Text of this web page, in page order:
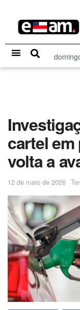
cartel
volta a
12 de maio de 2026